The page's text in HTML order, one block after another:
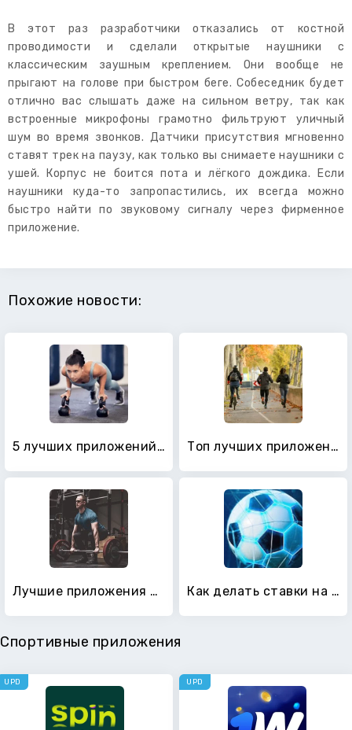
В этот раз разработчики отказались от костной
проводимости и сделали открытые наушники с
классическим заушным креплением. Они вообще не
прыгают на голове при быстром беге. Собеседник будет
отлично вас слышать даже на сильном ветру, так как
встроенные микрофоны грамотно фильтруют уличный
шум во время звонков. Датчики присутствия мгновенно
ставят трек на паузу, как только вы снимаете наушники с
ушей. Корпус не боится пота и лёгкого дождика. Если
наушники куда-то запропастились, их всегда можно
быстро найти по звуковому сигналу через фирменное
приложение.
Похожие новости:
5 лучших приложений интервальных таймеров Топ лучших приложений для бегунов
Лучшие приложения для силовых тренировок Как делать ставки на 1xbet новичкам
Спортивные приложения
UPD UPD